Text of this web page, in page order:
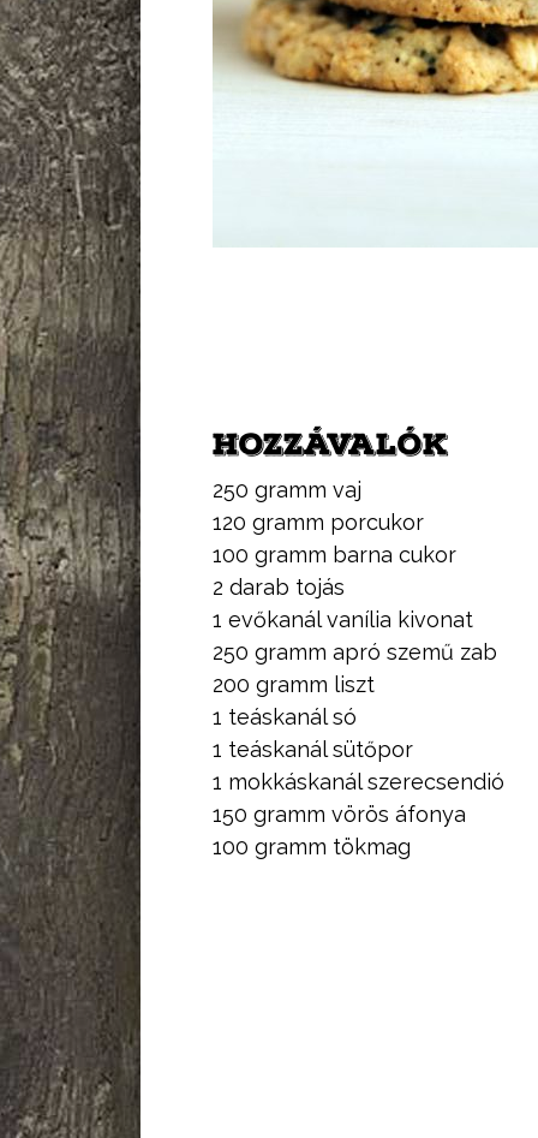
HOZZÁVALÓK
250 gramm vaj
120 gramm porcukor
100 gramm barna cukor
2 darab tojás
1 evőkanál vanília kivonat
250 gramm apró szemű zab
200 gramm liszt
1 teáskanál só
1 teáskanál sütőpor
1 mokkáskanál szerecsendió
150 gramm vörös áfonya
100 gramm tökmag